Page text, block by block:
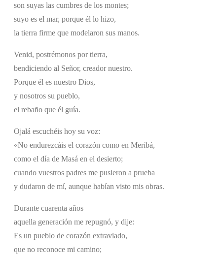
son suyas las cumbres de los montes;
suyo es el mar, porque él lo hizo,
la tierra firme que modelaron sus manos.
Venid, postrémonos por tierra,
bendiciendo al Señor, creador nuestro.
Porque él es nuestro Dios,
y nosotros su pueblo,
el rebaño que él guía.
Ojalá escuchéis hoy su voz:
«No endurezcáis el corazón como en Meribá,
como el día de Masá en el desierto;
cuando vuestros padres me pusieron a prueba
y dudaron de mí, aunque habían visto mis obras.
Durante cuarenta años
aquella generación me repugnó, y dije:
Es un pueblo de corazón extraviado,
que no reconoce mi camino;